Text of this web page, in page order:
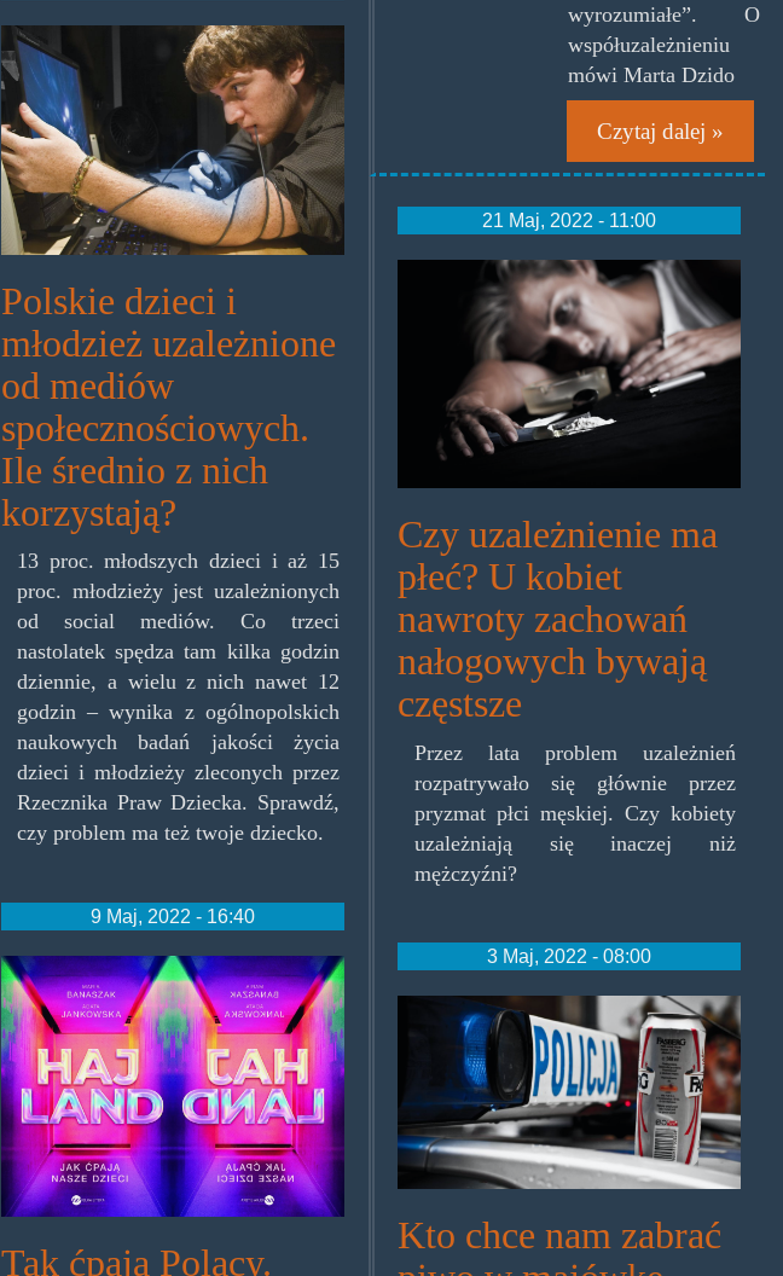
gameaddiction.jpg
Polskie dzieci i
młodzież uzależnione
od mediów
społecznościowych.
Ile średnio z nich
korzystają?
13 proc. młodszych dzieci i aż 15
proc. młodzieży jest uzależnionych
od social mediów. Co trzeci
nastolatek spędza tam kilka godzin
dziennie, a wielu z nich nawet 12
godzin – wynika z ogólnopolskich
naukowych badań jakości życia
dzieci i młodzieży zleconych przez
Rzecznika Praw Dziecka. Sprawdź,
czy problem ma też twoje dziecko.
9 Maj, 2022 - 16:40
hajland.jpg
Tak ćpają Polacy.
wyrozumiałe”. O
współuzależnieniu
mówi Marta Dzido
Czytaj dalej »
21 Maj, 2022 - 11:00
women-
more-
likely-
get-
addicted-
to-
cocaine-
1024x682.jpg
Czy uzależnienie ma
płeć? U kobiet
nawroty zachowań
nałogowych bywają
częstsze
Przez lata problem uzależnień
rozpatrywało się głównie przez
pryzmat płci męskiej. Czy kobiety
uzależniają się inaczej niż
mężczyźni?
3 Maj, 2022 - 08:00
piwo-
zakaz-
policja.jpg
Kto chce nam zabrać